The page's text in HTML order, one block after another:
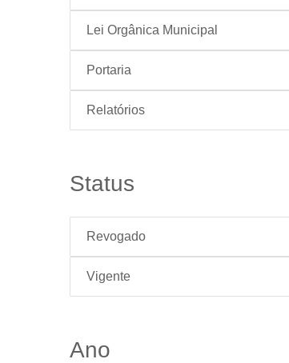
Lei Orgânica Municipal
Portaria
Relatórios
Status
Revogado
Vigente
Ano